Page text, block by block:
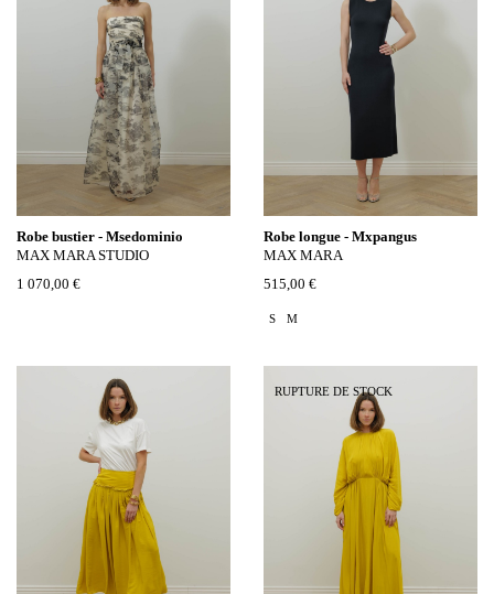
Robe bustier - Msedominio
MAX MARA STUDIO
1 070,00 €
Robe longue - Mxpangus
MAX MARA
515,00 €
S M
RUPTURE DE STOCK